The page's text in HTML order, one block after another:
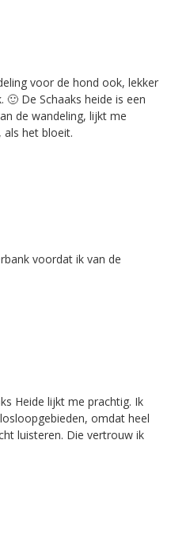
voor de hond ook, lekker
De Schaaks heide is een
de wandeling, lijkt me
als het bloeit.
voordat ik van de
Heide lijkt me prachtig. Ik
omdat heel
luisteren. Die vertrouw ik